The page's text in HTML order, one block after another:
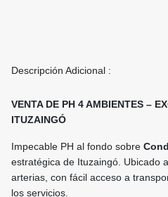
Descripción Adicional :
VENTA DE PH 4 AMBIENTES –
ITUZAINGÓ
Impecable PH al fondo sobre
estratégica de Ituzaingó. Ubicado
arterias, con fácil acceso a
los servicios.